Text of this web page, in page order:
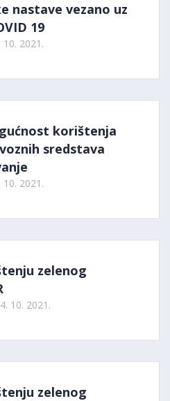
nastave vezano uz
19
2021.
korištenja
sredstava
2021.
zelenog
10. 2021.
zelenog